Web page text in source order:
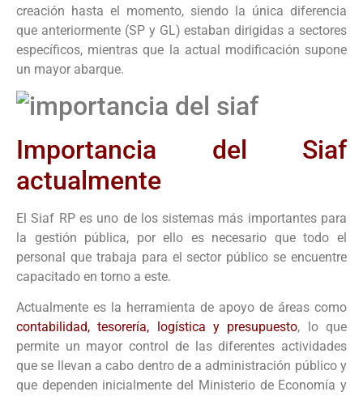
creación hasta el momento, siendo la única diferencia
que anteriormente (SP y GL) estaban dirigidas a sectores
específicos, mientras que la actual modificación supone
un mayor abarque.
Importancia del Siaf
actualmente
El Siaf RP es uno de los sistemas más importantes para
la gestión pública, por ello es necesario que todo el
personal que trabaja para el sector público se encuentre
capacitado en torno a este.
Actualmente es la herramienta de apoyo de áreas como
contabilidad, tesorería, logística y presupuesto, lo que
permite un mayor control de las diferentes actividades
que se llevan a cabo dentro de a administración público y
que dependen inicialmente del Ministerio de Economía y